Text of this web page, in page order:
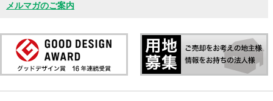
メルマガのご案内